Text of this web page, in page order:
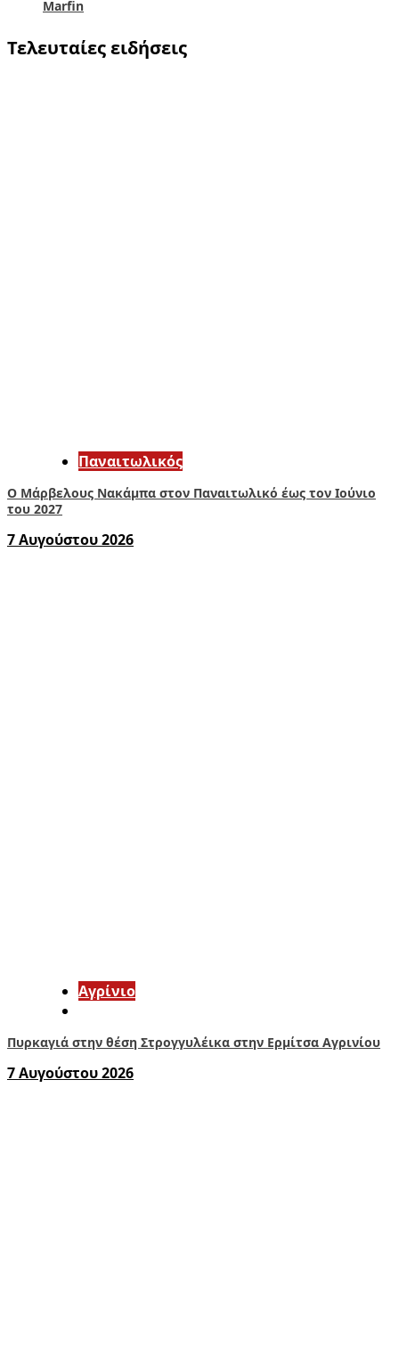
Marfin
Τελευταίες ειδήσεις
Παναιτωλικός
Ο Μάρβελους Nακάμπα στον Παναιτωλικό έως τον Ιούνιο
του 2027
7 Αυγούστου 2026
Aγρίνιο
Πυρκαγιά στην θέση Στρογγυλέικα στην Ερμίτσα Αγρινίου
7 Αυγούστου 2026